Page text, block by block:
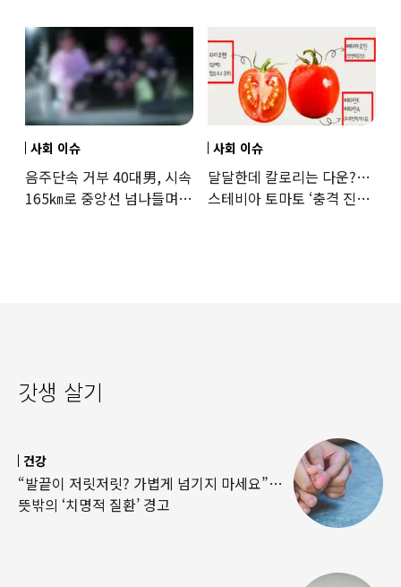
사회 이슈
음주단속 거부 40대男, 시속
165㎞로 중앙선 넘나들며
사회 이슈
달달한데 칼로리는 다운?…
스테비아 토마토 ‘충격 진실’
갓생 살기
건강
“발끝이 저릿저릿? 가볍게 넘기지 마세요”…
뜻밖의 ‘치명적 질환’ 경고